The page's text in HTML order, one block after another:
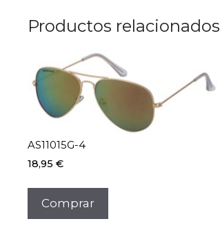
Productos relacionados
AS11015G-4
18,95 €
Comprar